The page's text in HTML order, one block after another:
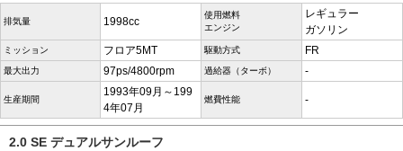
排気量 1998cc
使用燃料
エンジン
レギュラー
ガソリン
ミッション フロア5MT 駆動方式 FR
最大出力 97ps/4800rpm 過給器（ターボ） -
生産期間
1993年09月～199
4年07月
燃費性能 -
2.0 SE デュアルサンルーフ